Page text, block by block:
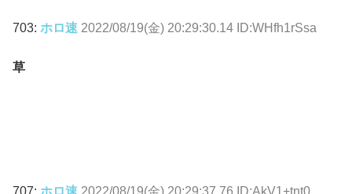
703: ホロ速 2022/08/19(金) 20:29:30.14 ID:WHfh1rSsa
草